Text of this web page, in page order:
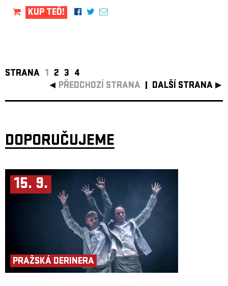
KUP TEĎ!
STRANA 1 2 3 4
PŘEDCHOZÍ STRANA
DALŠÍ STRANA
DOPORUČUJEME
15. 9.
PRAŽSKÁ DERINERA